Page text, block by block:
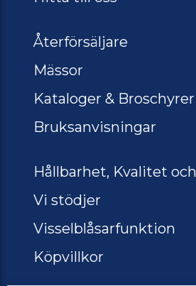
Återförsäljare
Mässor
Kataloger & Broschyrer
Bruksanvisningar
Hållbarhet, Kvalitet
Vi stödjer
Visselblåsarfunktion
Köpvillkor